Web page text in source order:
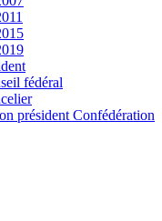
fédéral
président Confédération